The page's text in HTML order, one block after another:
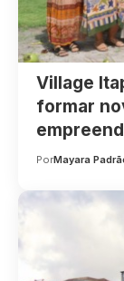
Village
formar
PorMayara